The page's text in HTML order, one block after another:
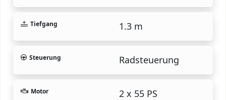
Tiefgang 1.3 m
Steuerung Radsteuerung
Motor 2 x 55 PS